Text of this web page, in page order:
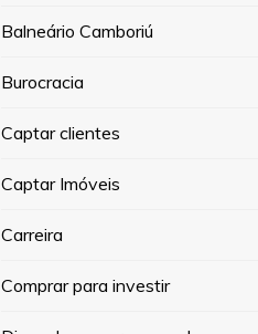
Balneário Camboriú
Burocracia
Captar clientes
Captar Imóveis
Carreira
Comprar para investir